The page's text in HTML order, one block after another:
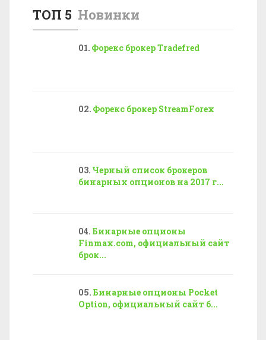
ТОП 5 Новинки
Форекс брокер Tradefred
Форекс брокер StreamForex
Черный список брокеров
бинарных опционов на 2017 г...
Бинарные опционы
Finmax.com, официальный сайт
брок...
Бинарные опционы Pocket
Option, официальный сайт б...